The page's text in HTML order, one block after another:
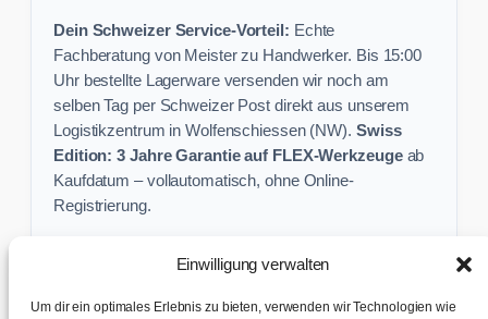
Einwilligung verwalten
Um dir ein optimales Erlebnis zu bieten, verwenden wir Technologien wie
Dein Schweizer Service-Vorteil: Echte
Fachberatung von Meister zu Handwerker. Bis 15:00
Uhr bestellte Lagerware versenden wir noch am
selben Tag per Schweizer Post direkt aus unserem
Logistikzentrum in Wolfenschiessen (NW). Swiss
Edition: 3 Jahre Garantie auf FLEX-Werkzeugeab
Kaufdatum – vollautomatisch, ohne Online-
Registrierung.